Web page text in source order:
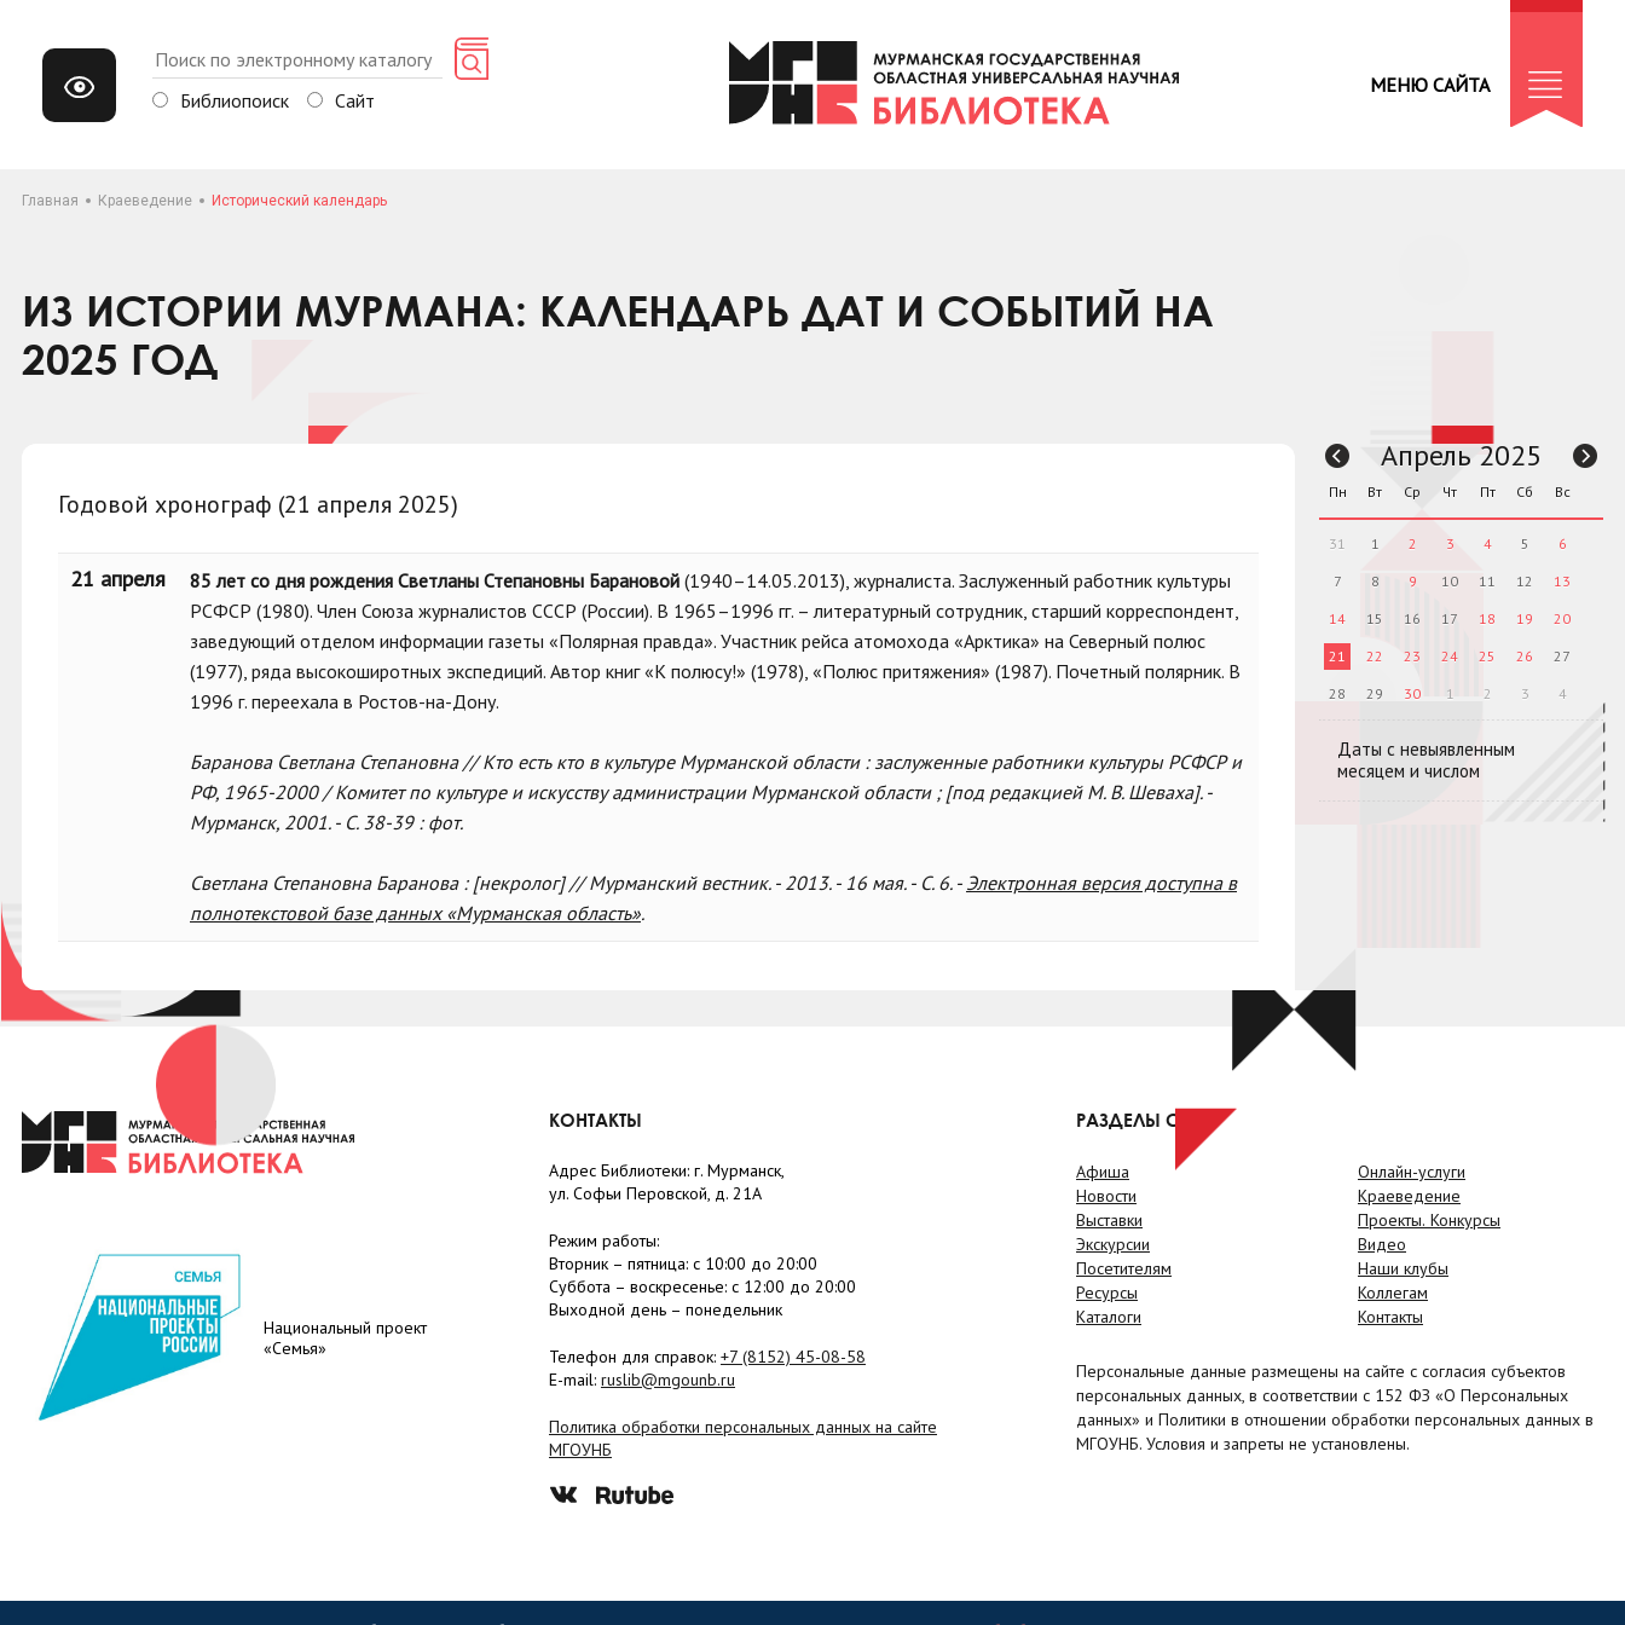
Библиопоиск Сайт
МЕНЮ САЙТА
Главная Краеведение Исторический календарь
ИЗ ИСТОРИИ МУРМАНА: КАЛЕНДАРЬ ДАТ И СОБЫТИЙ НА
2025 ГОД
Годовой хронограф (21 апреля 2025)
21 апреля 85 лет со дня рождения Светланы Степановны Барановой (1940–14.05.2013), журналиста. Заслуженный работник культуры
РСФСР (1980). Член Союза журналистов СССР (России). В 1965–1996 гг. – литературный сотрудник, старший корреспондент,
заведующий отделом информации газеты «Полярная правда». Участник рейса атомохода «Арктика» на Северный полюс
(1977), ряда высокоширотных экспедиций. Автор книг «К полюсу!» (1978), «Полюс притяжения» (1987). Почетный полярник. В
1996 г. переехала в Ростов-на-Дону.
Баранова Светлана Степановна // Кто есть кто в культуре Мурманской области : заслуженные работники культуры РСФСР и
РФ, 1965-2000 / Комитет по культуре и искусству администрации Мурманской области ; [под редакцией М. В. Шеваха]. -
Мурманск, 2001. - С. 38-39 : фот.
Светлана Степановна Баранова : [некролог] // Мурманский вестник. - 2013. - 16 мая. - С. 6. - Электронная версия доступна в
полнотекстовой базе данных «Мурманская область».
Апрель 2025
Пн Вт Ср Чт Пт Сб Вс
31 1 2 3 4 5 6
7 8 9 10 11 12 13
14 15 16 17 18 19 20
21 22 23 24 25 26 27
28 29 30 1 2 3 4
Даты с невыявленным
месяцем и числом
Национальный проект
«Семья»
КОНТАКТЫ
Адрес Библиотеки: г. Мурманск,
ул. Софьи Перовской, д. 21А
Режим работы:
Вторник – пятница: с 10:00 до 20:00
Суббота – воскресенье: c 12:00 до 20:00
Выходной день – понедельник
Телефон для справок: +7 (8152) 45-08-58
E-mail: ruslib@mgounb.ru
Политика обработки персональных данных на сайте
МГОУНБ
РАЗДЕЛЫ САЙТА
Афиша
Новости
Выставки
Экскурсии
Посетителям
Ресурсы
Каталоги
Онлайн-услуги
Краеведение
Проекты. Конкурсы
Видео
Наши клубы
Коллегам
Контакты
Персональные данные размещены на сайте с согласия субъектов
персональных данных, в соответствии с 152 ФЗ «О Персональных
данных» и Политики в отношении обработки персональных данных в
МГОУНБ. Условия и запреты не установлены.